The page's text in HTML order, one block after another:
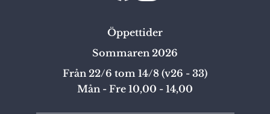
Öppettider
Sommaren 2026
Från 22/6 tom 14/8 (v26 - 33)
Mån - Fre 10,00 - 14,00